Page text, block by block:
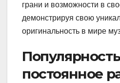
грани и возможности в
демонстрируя свою
оригинальность в мире
постоянное